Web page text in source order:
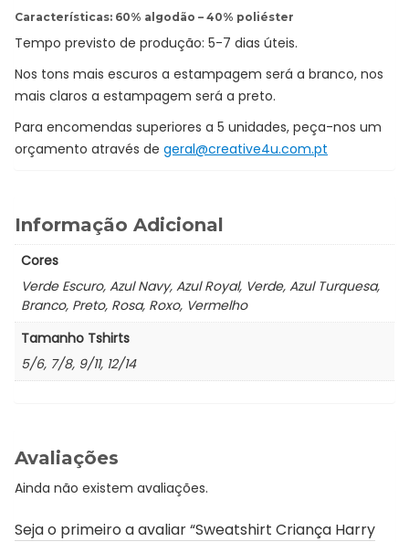
Características: 60% algodão – 40% poliéster
Tempo previsto de produção: 5-7 dias úteis.
Nos tons mais escuros a estampagem será a branco, nos
mais claros a estampagem será a preto.
Para encomendas superiores a 5 unidades, peça-nos um
orçamento através de geral@creative4u.com.pt
Informação Adicional
Cores
Verde Escuro, Azul Navy, Azul Royal, Verde, Azul Turquesa,
Branco, Preto, Rosa, Roxo, Vermelho
Tamanho Tshirts
5/6, 7/8, 9/11, 12/14
Avaliações
Ainda não existem avaliações.
Seja o primeiro a avaliar “Sweatshirt Criança Harry